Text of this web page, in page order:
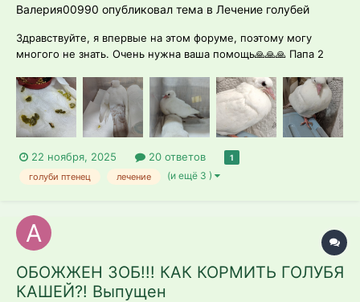
Валерия00990 опубликовал тема в Лечение голубей
Здравствуйте, я впервые на этом форуме, поэтому могу
многого не знать. Очень нужна ваша помощь🙏🙏🙏 Папа 2
просто уличный, но я очень хочу ему помочь. У кого-нибудь
были похожие случаи? Малыш ещё не до конца оперился.
Визуально с...
22 ноября, 2025 20 ответов 1
голуби птенец лечение (и ещё 3 )
ОБОЖЖЕН ЗОБ!!! КАК КОРМИТЬ ГОЛУБЯ
КАШЕЙ?! Выпущен